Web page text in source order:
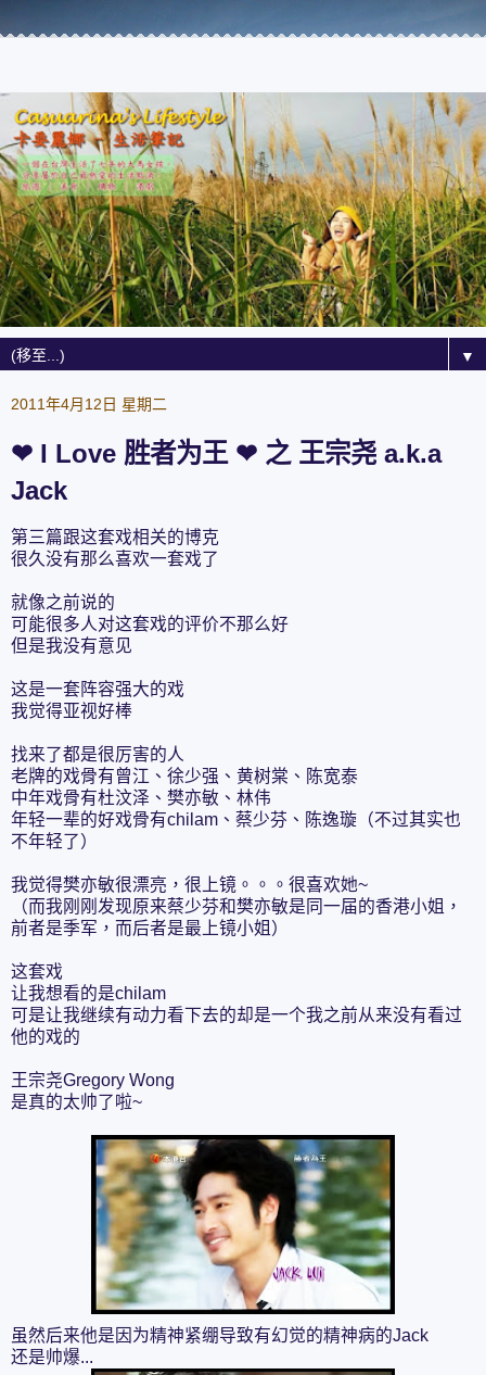
▼
2011年4月12日 星期二
❤ I Love 胜者为王 ❤ 之 王宗尧 a.k.a
Jack
第三篇跟这套戏相关的博克
很久没有那么喜欢一套戏了
就像之前说的
可能很多人对这套戏的评价不那么好
但是我没有意见
这是一套阵容强大的戏
我觉得亚视好棒
找来了都是很厉害的人
老牌的戏骨有曾江、徐少强、黄树棠、陈宽泰
中年戏骨有杜汶泽、樊亦敏、林伟
年轻一辈的好戏骨有chilam、蔡少芬、陈逸璇（不过其实也
不年轻了）
我觉得樊亦敏很漂亮，很上镜。。。很喜欢她~
（而我刚刚发现原来蔡少芬和樊亦敏是同一届的香港小姐，
前者是季军，而后者是最上镜小姐）
这套戏
让我想看的是chilam
可是让我继续有动力看下去的却是一个我之前从来没有看过
他的戏的
王宗尧Gregory Wong
是真的太帅了啦~
虽然后来他是因为精神紧绷导致有幻觉的精神病的Jack
还是帅爆...